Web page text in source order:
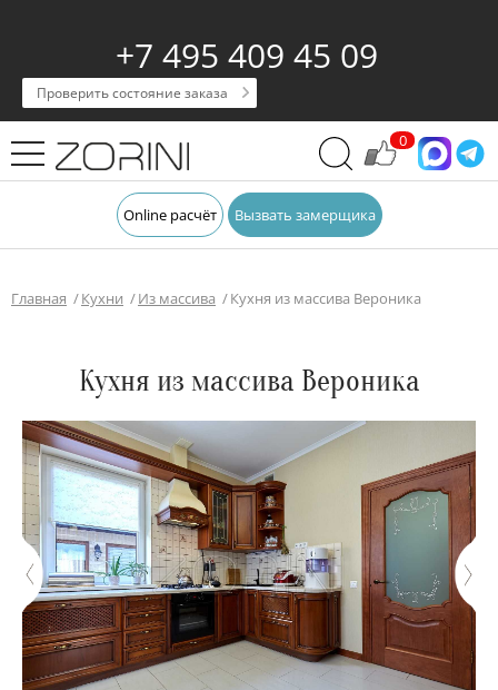
+7 495 409 45 09
Проверить состояние заказа
0
Online расчёт Вызвать замерщика
Главная Кухни Из массива Кухня из массива Вероника
Кухня из массива Вероника